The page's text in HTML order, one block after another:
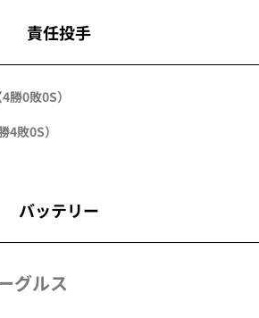
責任投手
4勝0敗0S）
4敗0S）
バッテリー
グルス